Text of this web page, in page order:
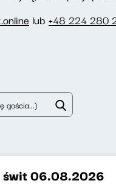
lub +48 224 280
świt 06.08.2026